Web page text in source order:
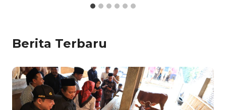
Berita Terbaru